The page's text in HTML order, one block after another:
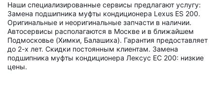
Наши специализированные сервисы предлагают услугу:
Замена подшипника муфты кондиционера Lexus ES 200.
Оригинальные и неоригинальные запчасти в наличии.
Автосервисы располагаются в Москве и в ближайшем
Подмосковье (Химки, Балашиха). Гарантия предоставляет
до 2-х лет. Скидки постоянным клиентам. Замена
подшипника муфты кондиционера Лексус ЕС 200: низкие
цены.